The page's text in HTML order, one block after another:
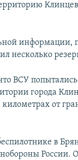
информации,
несколько
ВСУ попытались
города
от
в
России.